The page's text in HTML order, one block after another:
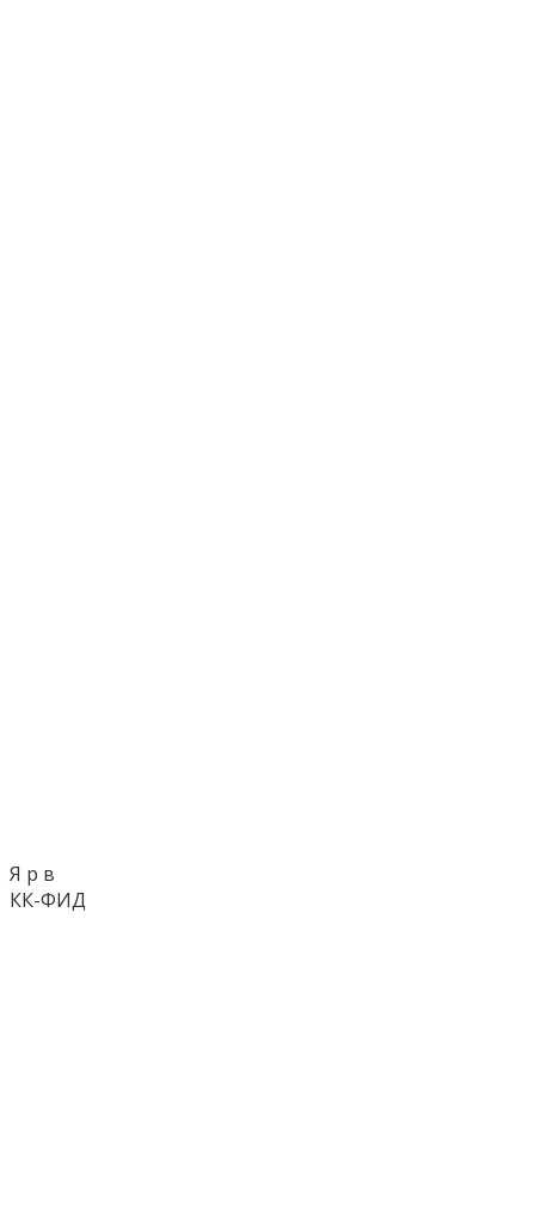
Я р в
КК-ФИД